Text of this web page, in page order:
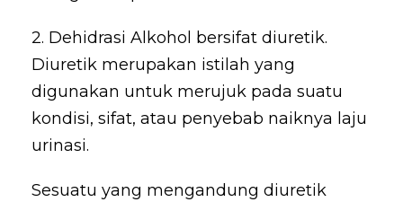
2. Dehidrasi Alkohol bersifat diuretik.
Diuretik merupakan istilah yang
digunakan untuk merujuk pada suatu
kondisi, sifat, atau penyebab naiknya laju
urinasi.
Sesuatu yang mengandung diuretik